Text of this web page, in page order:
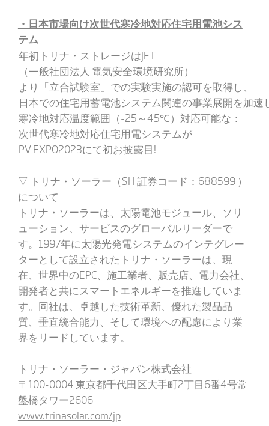
・日本市場向け次世代寒冷地対応住宅用電池シス
テム
年初トリナ・ストレージはJET
（一般社団法人 電気安全環境研究所）
より「立合試験室」での実験実施の認可を取得し、
日本での住宅用蓄電池システム関連の事業展開を加速
寒冷地対応温度範囲（-25～45℃）対応可能な：
次世代寒冷地対応住宅用電システムが
PV EXPO2023にて初お披露目!
▽ トリナ・ソーラー（SH 証券コード：688599 ）
について
トリナ・ソーラーは、太陽電池モジュール、ソリ
ューション、サービスのグローバルリーダーで
す。1997年に太陽光発電システムのインテグレー
ターとして設立されたトリナ・ソーラーは、現
在、世界中のEPC、施工業者、販売店、電力会社、
開発者と共にスマートエネルギーを推進していま
す。同社は、卓越した技術革新、優れた製品品
質、垂直統合能力、そして環境への配慮により業
界をリードしています。
トリナ・ソーラー・ジャパン株式会社
〒100-0004 東京都千代田区大手町2丁目6番4号常
盤橋タワー2606
www.trinasolar.com/jp